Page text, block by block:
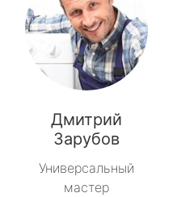
Дмитрий
Зарубов
Универсальный
мастер